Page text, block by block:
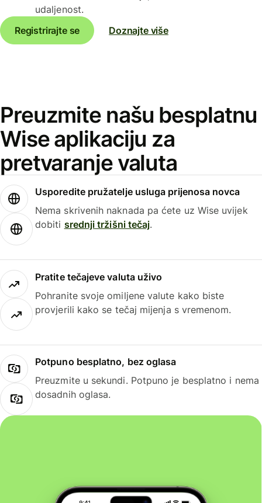
udaljenost.
Registrirajte se
Doznajte više
Preuzmite našu besplatnu
Wise aplikaciju za
pretvaranje valuta
Usporedite pružatelje usluga prijenosa novca
Nema skrivenih naknada pa ćete uz Wise uvijek
dobiti srednji tržišni tečaj.
Pratite tečajeve valuta uživo
Pohranite svoje omiljene valute kako biste
provjerili kako se tečaj mijenja s vremenom.
Potpuno besplatno, bez oglasa
Preuzmite u sekundi. Potpuno je besplatno i nema
dosadnih oglasa.